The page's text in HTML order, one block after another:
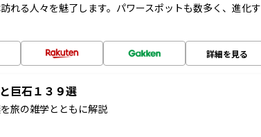
れる人々を魅了します。パワースポットも数多く、進化す
詳細を見る
巨石１３９選
旅の雑学とともに解説